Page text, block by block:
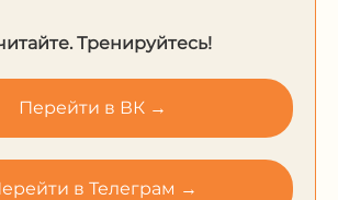
Тренируйтесь!
Перейти в ВК →
в Телеграм →